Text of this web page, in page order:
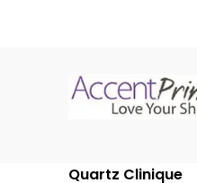
Quartz Clinique